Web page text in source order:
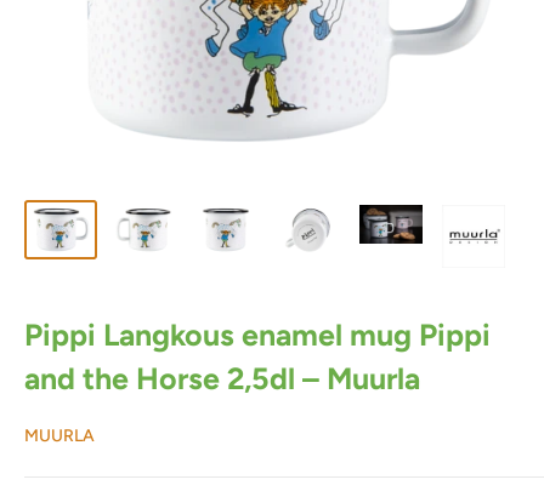
Pippi Langkous enamel mug Pippi
and the Horse 2,5dl – Muurla
MUURLA